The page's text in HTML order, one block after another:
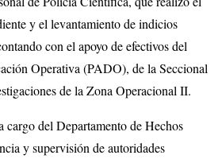
y el levantamiento de indicios
con el apoyo de efectivos del
Operativa (PADO), de la Seccional
de la Zona Operacional II.
cargo del Departamento de Hechos
y supervisión de autoridades